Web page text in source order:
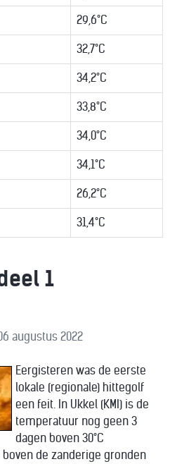
29,6°C
32,7°C
34,2°C
33,8°C
34,0°C
34,1°C
26,2°C
31,4°C
1
augustus 2022
Eergisteren was de eerste
lokale (regionale) hittegolf
een feit. In Ukkel (KMI) is de
temperatuur nog geen 3
dagen boven 30°C
de zanderige gronden